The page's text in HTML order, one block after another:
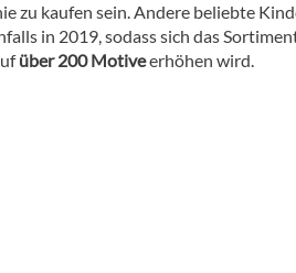
zu kaufen sein. Andere beliebte
in 2019, sodass sich das
über 200 Motiveerhöhen wird.